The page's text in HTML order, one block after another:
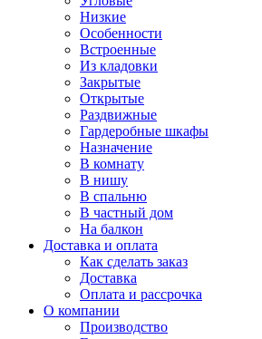
Низкие
Особенности
Встроенные
Из кладовки
Закрытые
Открытые
Раздвижные
Гардеробные шкафы
Назначение
В комнату
В нишу
В спальню
В частный дом
На балкон
Доставка и оплата
Как сделать заказ
Доставка
Оплата и рассрочка
О компании
Производство